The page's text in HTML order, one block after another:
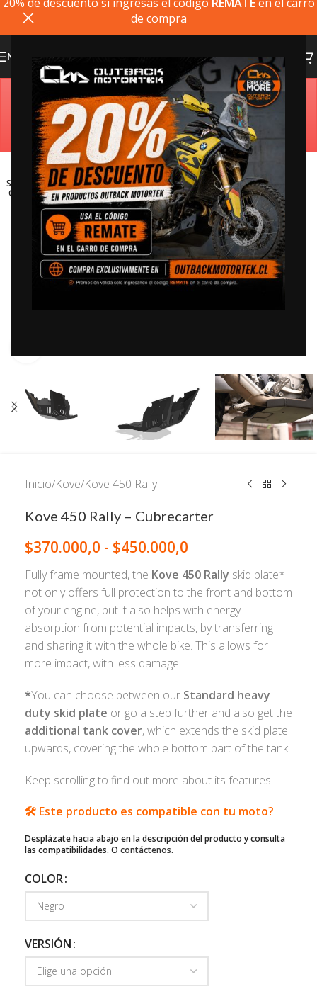
de compra
MENU
Estimado cliente, si el producto que busca no está
disponible, puede comprarlo directamente en
outbackmotortek.com
SOLD
OUT
Inicio/Kove/Kove 450 Rally
Kove 450 Rally – Cubrecarter
$370.000,0 - $450.000,0
Fully frame mounted, the Kove 450 Rally skid plate*
not only offers full protection to the front and bottom
of your engine, but it also helps with energy
absorption from potential impacts, by transferring
and sharing it with the whole bike. This allows for
more impact, with less damage.
*You can choose between our Standard heavy
duty skid plate or go a step further and also get the
additional tank cover, which extends the skid plate
upwards, covering the whole bottom part of the tank.
Keep scrolling to find out more about its features.
🛠️ Este producto es compatible con tu moto?
Desplázate hacia abajo en la descripción del producto y consulta
las compatibilidades. O contáctenos.
COLOR
VERSIÓN